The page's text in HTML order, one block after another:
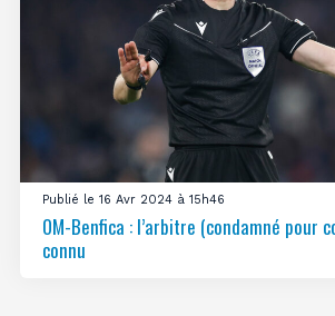
Publié le 16 Avr 2024 à 15h46
OM-Benfica : l’arbitre (condamné pour
connu